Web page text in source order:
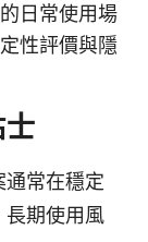
日常使用場
性評價與隱
通常在穩定
長期使用風